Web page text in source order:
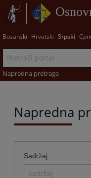
Bosanski Hrvatski Srpski
Napredna pretraga
Napredna
Sadržaj